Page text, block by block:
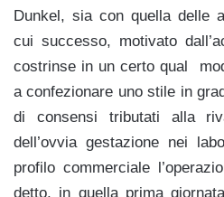
Dunkel, sia con quella delle
cui successo, motivato
costrinse in un certo qual
a confezionare uno stile in
di consensi tributati alla
dell’ovvia gestazione nei
profilo commerciale
detto, in quella prima